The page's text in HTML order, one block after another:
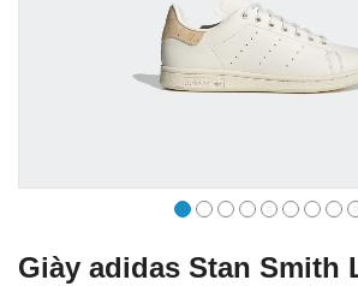
Giày adidas Stan Smith